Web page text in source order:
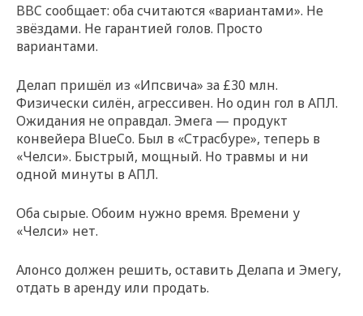
BBC сообщает: оба считаются «вариантами». Не
звёздами. Не гарантией голов. Просто
вариантами.
Делап пришёл из «Ипсвича» за £30 млн.
Физически силён, агрессивен. Но один гол в АПЛ.
Ожидания не оправдал. Эмега — продукт
конвейера BlueCo. Был в «Страсбуре», теперь в
«Челси». Быстрый, мощный. Но травмы и ни
одной минуты в АПЛ.
Оба сырые. Обоим нужно время. Времени у
«Челси» нет.
Алонсо должен решить, оставить Делапа и Эмегу,
отдать в аренду или продать.